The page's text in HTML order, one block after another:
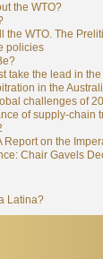
the WTO?
the WTO. The
policies
take the lead in
in the
challenges of
of supply-chain
Report on the
Chair Gavels
Latina?